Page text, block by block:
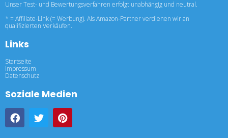
Unser Test- und Bewertungsverfahren erfolgt unabhängig und neutral.
* = Affiliate-Link (= Werbung). Als Amazon-Partner verdienen wir an
qualifizierten Verkäufen.
Links
Startseite
Impressum
Datenschutz
Soziale Medien